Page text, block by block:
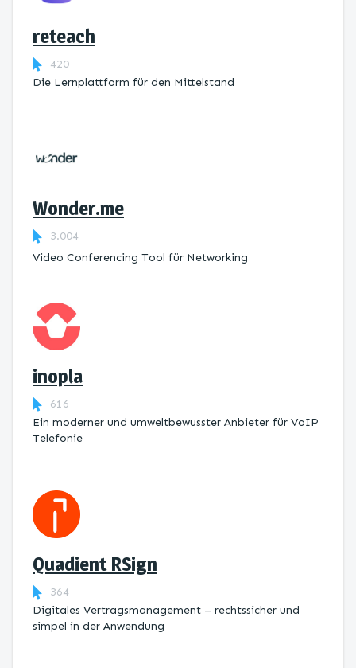
reteach
420
Die Lernplattform ​für den Mittelstand
Wonder.me
3.004
Video Conferencing Tool für Networking
inopla
616
Ein moderner und umweltbewusster Anbieter für VoIP
Telefonie
Quadient RSign
364
Digitales Vertragsmanagement – rechtssicher und
simpel in der Anwendung